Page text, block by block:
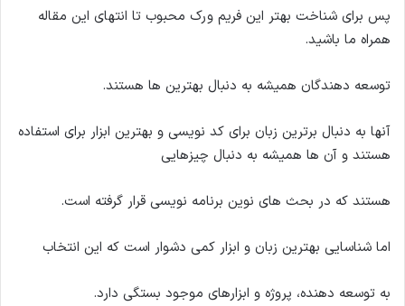
پس برای شناخت بهتر این فریم ورک محبوب تا انتهای این مقاله
همراه ما باشید.
توسعه دهندگان همیشه به دنبال بهترین ها هستند.
آنها به دنبال برترین زبان برای کد نویسی و بهترین ابزار برای استفاده
هستند و آن ها همیشه به دنبال چیزهایی
هستند که در بحث های نوین برنامه نویسی قرار گرفته است.
اما شناسایی بهترین زبان و ابزار کمی دشوار است که این انتخاب
به توسعه دهنده، پروژه و ابزارهای موجود بستگی دارد.